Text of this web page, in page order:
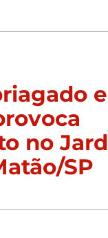
no
SP